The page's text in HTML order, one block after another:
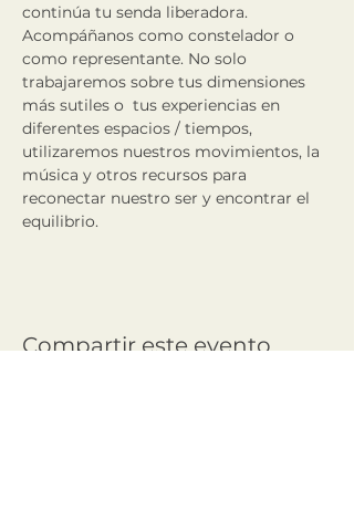
continúa tu senda liberadora.
Acompáñanos como constelador o
como representante. No solo
trabajaremos sobre tus dimensiones
más sutiles o  tus experiencias en
diferentes espacios / tiempos,
utilizaremos nuestros movimientos, la
música y otros recursos para
reconectar nuestro ser y encontrar el
equilibrio.
Compartir este evento